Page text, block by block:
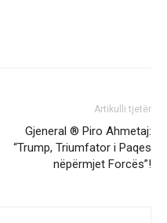
Artikulli tjetër
Gjeneral ® Piro Ahmetaj:
“Trump, Triumfator i Paqes
nëpërmjet Forcës”!